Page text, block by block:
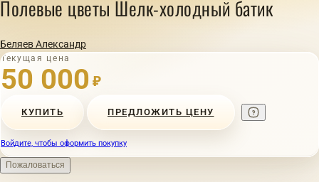
Полевые цветы Шелк-холодный батик
Беляев Александр
Текущая цена
50 000 ₽
КУПИТЬ ПРЕДЛОЖИТЬ ЦЕНУ
Войдите, чтобы оформить покупку
Пожаловаться